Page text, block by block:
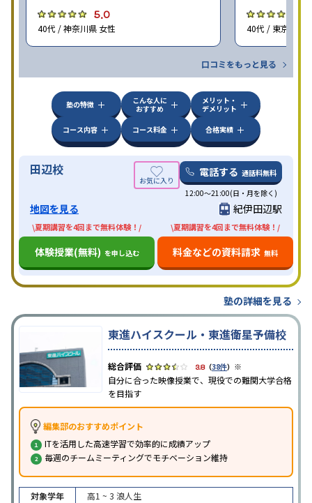
5.0
40代 / 神奈川県 女性 40代 / 東京都 女
口コミをもっと見る
塾の特徴
こんな人に
おすすめ
メリット・
デメリット
コース内容
コース料金 合格実績
田辺校 電話する 通話料無料
12:00～21:00(日・月を除く)
地図を見る 紀伊田辺駅
\夏期講習を4回まで無料体験！/
体験授業(無料) を申し込む
\夏期講習を4回まで無料体験！/
料金などの資料請求 無料
塾の詳細を見る
東進ハイスクール・東進衛星予備校
3.8（38件） ※
自分に合った映像授業で、現役での難関大学合格
を目指す
編集部のおすすめポイント
ITを活用した高速学習で効率的に成績アップ
毎週のチームミーティングでモチベーション維持
対象学年 高1 ~ 3 浪人生